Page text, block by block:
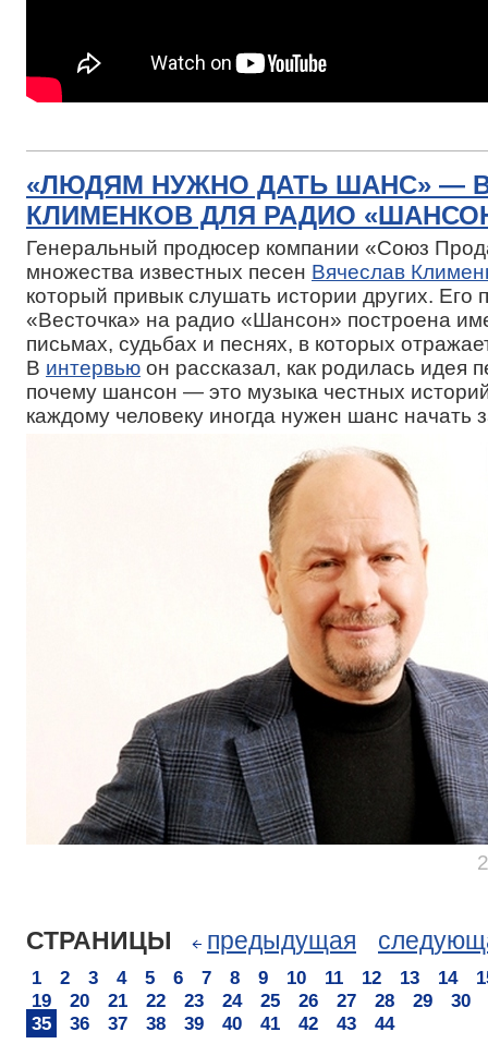
«ЛЮДЯМ НУЖНО ДАТЬ ШАНС» —
КЛИМЕНКОВ ДЛЯ РАДИО
Генеральный продюсер компании «Союз
множества известных песен Вячеслав
который привык слушать истории других. Его
«Весточка» на радио «Шансон» построена
письмах, судьбах и песнях, в которых
В интервью он рассказал, как родилась идея
почему шансон — это музыка честных
каждому человеку иногда нужен шанс начать
СТРАНИЦЫ предыдущая
1 2 3 4 5 6 7 8 9 10 11 12 13 14
19
20 21 22 23 24 25 26 27 28 29
30
35
36 37 38 39 40 41 42 43 44